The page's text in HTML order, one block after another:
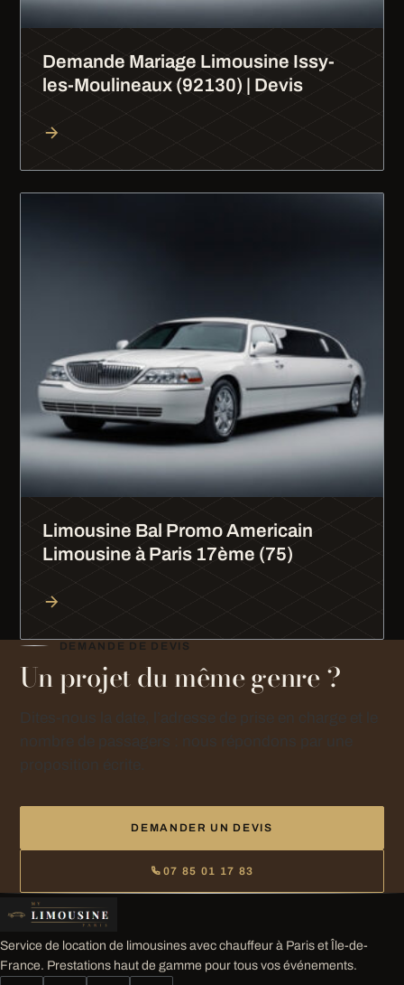
Demande Mariage Limousine Issy-
les-Moulineaux (92130) | Devis
Limousine Bal Promo Americain
Limousine à Paris 17ème (75)
DEMANDE DE DEVIS
Un projet du même genre ?
DEMANDER UN DEVIS
07 85 01 17 83
Service de location de limousines avec chauffeur à Paris et Île-de-
France. Prestations haut de gamme pour tous vos événements.